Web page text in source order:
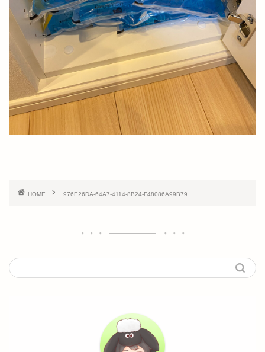
HOME 976E26DA-64A7-4114-8B24-F48086A99B79